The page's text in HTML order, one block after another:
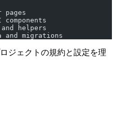
helpers
and migrations
ジェクトの規約と設定を理